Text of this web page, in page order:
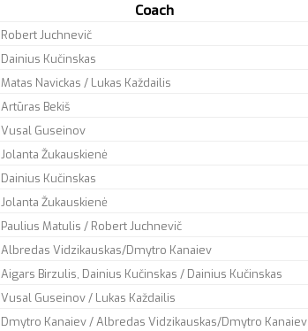
Coach
Robert Juchnevič
Dainius Kučinskas
Matas Navickas / Lukas Každailis
Artūras Bekiš
Vusal Guseinov
Jolanta Žukauskienė
Dainius Kučinskas
Jolanta Žukauskienė
Paulius Matulis / Robert Juchnevič
Albredas Vidzikauskas/Dmytro Kanaiev
Aigars Birzulis, Dainius Kučinskas / Dainius Kučinskas
Vusal Guseinov / Lukas Každailis
Dmytro Kanaiev / Albredas Vidzikauskas/Dmytro Kanaiev